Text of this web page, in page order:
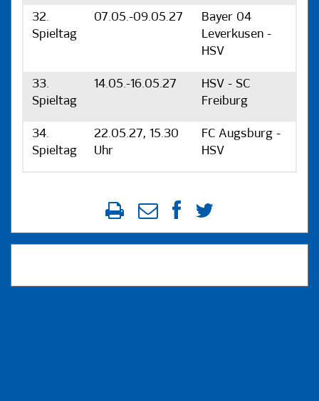
32.
Spieltag
07.05.-09.05.27
Bayer 04
Leverkusen -
HSV
33.
Spieltag
14.05.-16.05.27
HSV - SC
Freiburg
34.
Spieltag
22.05.27, 15.30
Uhr
FC Augsburg -
HSV